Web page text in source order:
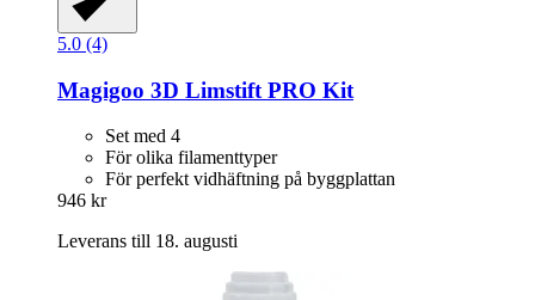
5.0 (4)
Magigoo 3D Limstift PRO Kit
Set med 4
För olika filamenttyper
För perfekt vidhäftning på byggplattan
946 kr
Leverans till 18. augusti